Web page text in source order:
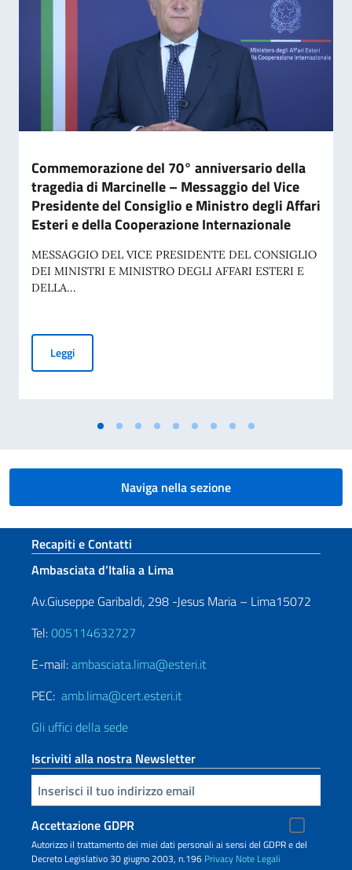
Commemorazione del 70° anniversario della
tragedia di Marcinelle – Messaggio del Vice
Presidente del Consiglio e Ministro degli Affari
Esteri e della Cooperazione Internazionale
MESSAGGIO DEL VICE PRESIDENTE DEL CONSIGLIO
DEI MINISTRI E MINISTRO DEGLI AFFARI ESTERI E
DELLA...
LeggiCommemorazione del 70° anniversario della tragedia di
Naviga nella sezione
Sezione footer
Recapiti e Contatti
Ambasciata d’Italia a Lima
Av.Giuseppe Garibaldi, 298 -Jesus Maria – Lima15072
Tel:005114632727
E-mail:ambasciata.lima@esteri.it
PEC: amb.lima@cert.esteri.it
Gli uffici della sede
Iscriviti alla nostra Newsletter
Inserisci la tua email
Accettazione GDPR
Autorizzo il trattamento dei miei dati personali ai sensi del GDPR e del
Decreto Legislativo 30 giugno 2003, n.196 Privacy Note Legali